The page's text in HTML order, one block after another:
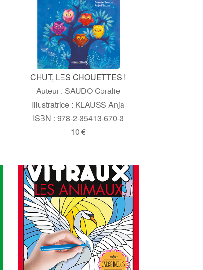
CHUT, LES CHOUETTES !
Auteur : SAUDO Coralie
Illustratrice : KLAUSS Anja
ISBN : 978-2-35413-670-3
10 €